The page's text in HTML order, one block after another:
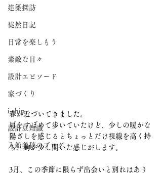
建築探訪
徒然日記
日常を楽しもう
素敵な日々
設計エピソード
家づくり
i-ship
設計豆知識
入船美穂のブログ
春が近づいてきました。
肩をすぼめて歩いていたけど、少しの暖かな
陽ざしを感じるとちょっとだけ視線を高く持
ち、胸が少し開いた感じがします。
3月、この季節に限らず出会いと別れはあり